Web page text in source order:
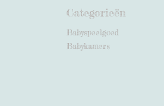
Categorieën
Babyspeelgoed
Babykamers